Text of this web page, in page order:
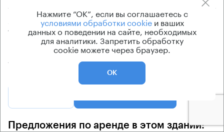
Арендуемые площади
10 кв.м
Ставка арендной платы
по запросу
Класс офисов Эксплуатационные расходы
Включены в ставку
Предложения по аренде в этом здании:
Нажмите “ОК”, если вы соглашаетесь с
условиями обработки cookieи ваших
данных о поведении на сайте, необходимых
для аналитики. Запретить обработку
cookie можете через браузер.
ОК